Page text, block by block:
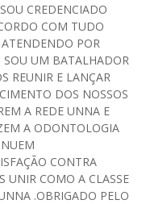
CREDENCIADO
COM TUDO
POR
SOU UM BATALHADOR
REUNIR E LANÇAR
DOS NOSSOS
A REDE UNNA E
A ODONTOLOGIA
CONTRA
UNIR COMO A CLASSE
.OBRIGADO PELO